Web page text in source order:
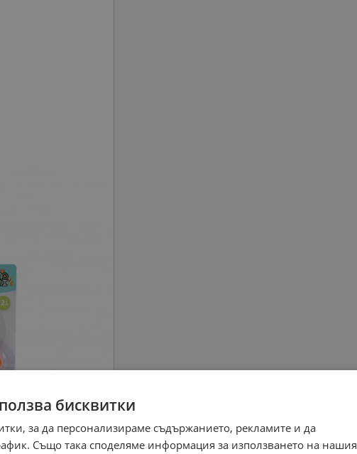
бисквитки
за да персонализираме съдържанието, рекламите и да
Също така споделяме информация за използването на нашия